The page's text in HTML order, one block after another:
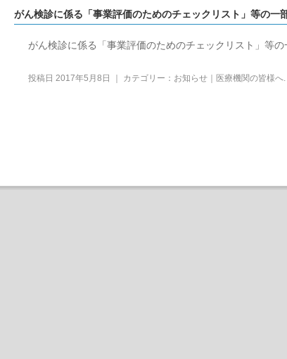
がん検診に係る「事業評価のためのチェックリスト」等の一
がん検診に係る「事業評価のためのチェックリスト」等の
投稿日 2017年5月8日 ｜ カテゴリー： お知らせ｜医療機関の皆様へ.